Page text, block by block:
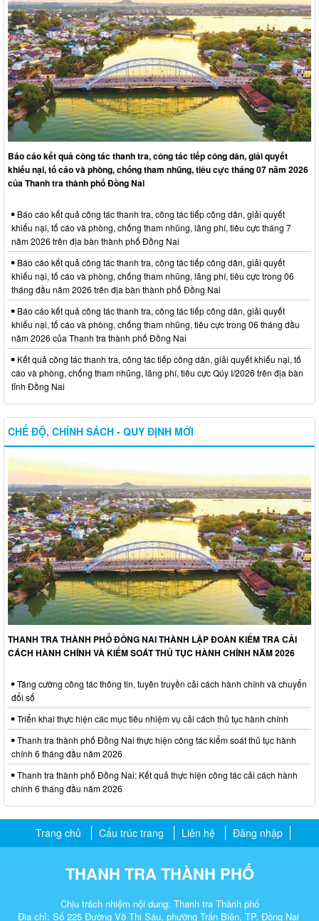
Báo cáo kết quả công tác thanh tra, công tác tiếp công dân, giải quyết
khiếu nại, tố cáo và phòng, chống tham nhũng, tiêu cực tháng 07 năm 2026
của Thanh tra thành phố Đồng Nai
Báo cáo kết quả công tác thanh tra, công tác tiếp công dân, giải quyết
khiếu nại, tố cáo và phòng, chống tham nhũng, lãng phí, tiêu cực tháng 7
năm 2026 trên địa bàn thành phố Đồng Nai
Báo cáo kết quả công tác thanh tra, công tác tiếp công dân, giải quyết
khiếu nại, tố cáo và phòng, chống tham nhũng, lãng phí, tiêu cực trong 06
tháng đầu năm 2026 trên địa bàn thành phố Đồng Nai
Báo cáo kết quả công tác thanh tra, công tác tiếp công dân, giải quyết
khiếu nại, tố cáo và phòng, chống tham nhũng, tiêu cực trong 06 tháng đầu
năm 2026 của Thanh tra thành phố Đồng Nai
Kết quả công tác thanh tra, công tác tiếp công dân, giải quyết khiếu nại, tố
cáo và phòng, chống tham nhũng, lãng phí, tiêu cực Qúy I/2026 trên địa bàn
tỉnh Đồng Nai
CHẾ ĐỘ, CHÍNH SÁCH - QUY ĐỊNH MỚI
THANH TRA THÀNH PHỐ ĐỒNG NAI THÀNH LẬP ĐOÀN KIỂM TRA CẢI
CÁCH HÀNH CHÍNH VÀ KIỂM SOÁT THỦ TỤC HÀNH CHÍNH NĂM 2026
Tăng cường công tác thông tin, tuyên truyền cải cách hành chính và chuyển
đổi số
Triển khai thực hiện các mục tiêu nhiệm vụ cải cách thủ tục hành chính
Thanh tra thành phố Đồng Nai thực hiện công tác kiểm soát thủ tục hành
chính 6 tháng đầu năm 2026
Thanh tra thành phố Đồng Nai: Kết quả thực hiện công tác cải cách hành
chính 6 tháng đầu năm 2026
Trang chủ Cấu trúc trang Liên hệ Đăng nhập
THANH TRA THÀNH PHỐ
Chịu trách nhiệm nội dung: Thanh tra Thành phố
Địa chỉ: Số 225 Đường Võ Thị Sáu, phường Trấn Biên, TP. Đồng Nai